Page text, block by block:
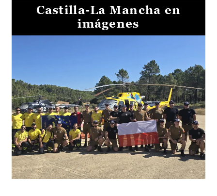
Castilla-La Mancha en
imágenes